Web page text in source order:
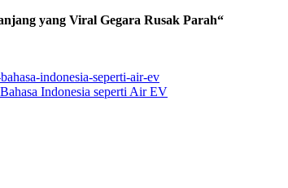
yang Viral Gegara Rusak Parah“
Indonesia seperti Air EV